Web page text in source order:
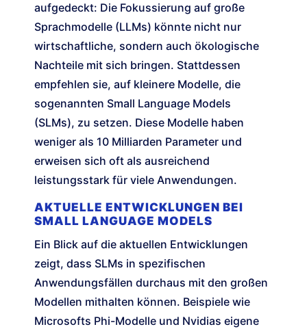
aufgedeckt: Die Fokussierung auf große
Sprachmodelle (LLMs) könnte nicht nur
wirtschaftliche, sondern auch ökologische
Nachteile mit sich bringen. Stattdessen
empfehlen sie, auf kleinere Modelle, die
sogenannten Small Language Models
(SLMs), zu setzen. Diese Modelle haben
weniger als 10 Milliarden Parameter und
erweisen sich oft als ausreichend
leistungsstark für viele Anwendungen.
AKTUELLE ENTWICKLUNGEN BEI
SMALL LANGUAGE MODELS
Ein Blick auf die aktuellen Entwicklungen
zeigt, dass SLMs in spezifischen
Anwendungsfällen durchaus mit den großen
Modellen mithalten können. Beispiele wie
Microsofts Phi-Modelle und Nvidias eigene